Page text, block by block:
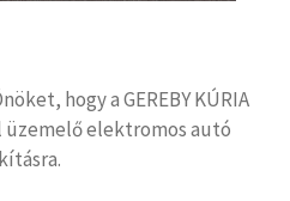
hogy a GEREBY KÚRIA
elektromos autó